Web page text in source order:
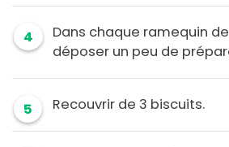
4
Dans chaque ramequin
déposer un peu de
5 Recouvrir de 3 biscuits.